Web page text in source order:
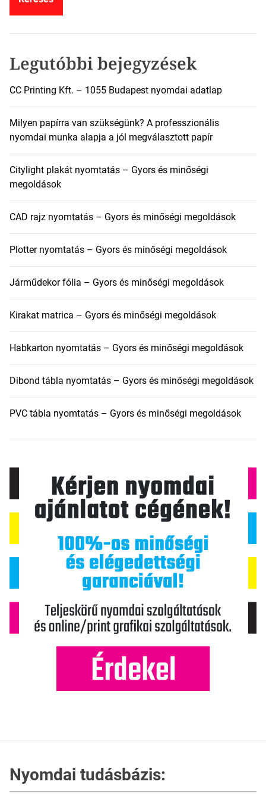
Legutóbbi bejegyzések
CC Printing Kft. – 1055 Budapest nyomdai adatlap
Milyen papírra van szükségünk? A professzionális
nyomdai munka alapja a jól megválasztott papír
Citylight plakát nyomtatás – Gyors és minőségi
megoldások
CAD rajz nyomtatás – Gyors és minőségi megoldások
Plotter nyomtatás – Gyors és minőségi megoldások
Járműdekor fólia – Gyors és minőségi megoldások
Kirakat matrica – Gyors és minőségi megoldások
Habkarton nyomtatás – Gyors és minőségi megoldások
Dibond tábla nyomtatás – Gyors és minőségi megoldások
PVC tábla nyomtatás – Gyors és minőségi megoldások
Nyomdai tudásbázis: